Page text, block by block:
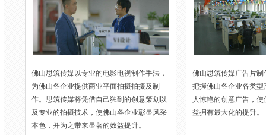
佛山思筑传媒以专业的电影电视制作手法，
为佛山各企业提供商业平面拍摄拍摄及制
作。思筑传媒将凭借自己独到的创意策划以
及专业的拍摄技术，使佛山各企业彰显风采
本色，并为之带来显著的效益提升。
佛山思筑传媒广告片
把握佛山各企业各类
人惊艳的创意广告，
益拥有最大化的提升。